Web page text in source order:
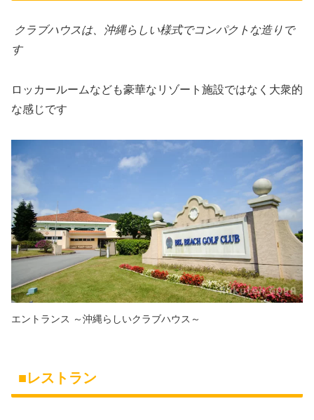
クラブハウスは、沖縄らしい様式でコンパクトな造りで
す
ロッカールームなども豪華なリゾート施設ではなく大衆的
な感じです
エントランス ～沖縄らしいクラブハウス～
■レストラン